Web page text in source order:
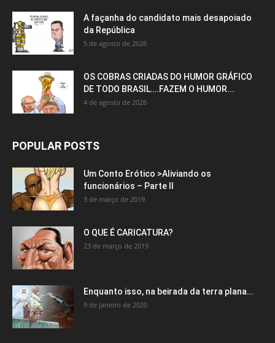
A façanha do candidato mais desapoiado
da República
5 de agosto de 2026
OS COBRAS CRIADAS DO HUMOR GRÁFICO
DE TODO BRASIL….FAZEM O HUMOR...
4 de agosto de 2026
POPULAR POSTS
Um Conto Erótico >Aliviando os
funcionários – Parte II
3 de março de 2019
O QUE É CARICATURA?
23 de março de 2019
Enquanto isso, na beirada da terra plana…
9 de janeiro de 2020